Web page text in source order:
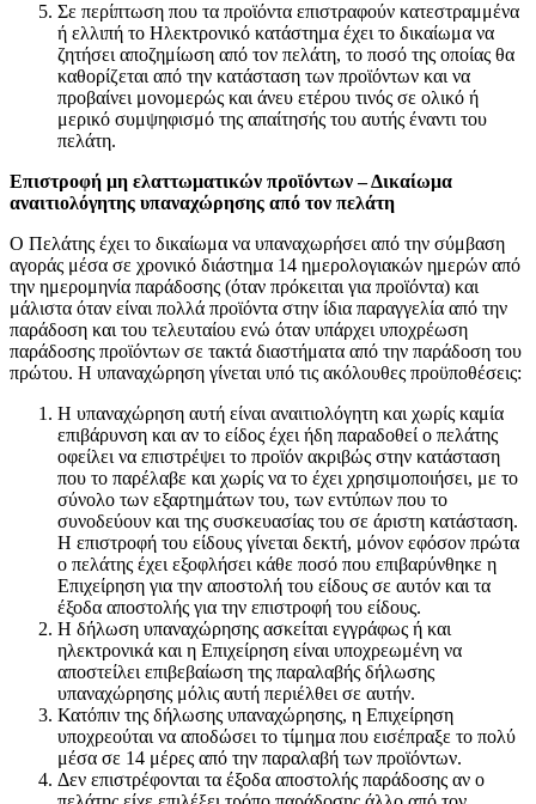
Σε περίπτωση που τα προϊόντα επιστραφούν κατεστραμμένα
ή ελλιπή το Ηλεκτρονικό κατάστημα έχει το δικαίωμα να
ζητήσει αποζημίωση από τον πελάτη, το ποσό της οποίας θα
καθορίζεται από την κατάσταση των προϊόντων και να
προβαίνει μονομερώς και άνευ ετέρου τινός σε ολικό ή
μερικό συμψηφισμό της απαίτησής του αυτής έναντι του
πελάτη.
Επιστροφή μη ελαττωματικών προϊόντων – Δικαίωμα
αναιτιολόγητης υπαναχώρησης από τον πελάτη
Ο Πελάτης έχει το δικαίωμα να υπαναχωρήσει από την σύμβαση
αγοράς μέσα σε χρονικό διάστημα 14 ημερολογιακών ημερών από
την ημερομηνία παράδοσης (όταν πρόκειται για προϊόντα) και
μάλιστα όταν είναι πολλά προϊόντα στην ίδια παραγγελία από την
παράδοση και του τελευταίου ενώ όταν υπάρχει υποχρέωση
παράδοσης προϊόντων σε τακτά διαστήματα από την παράδοση του
πρώτου. Η υπαναχώρηση γίνεται υπό τις ακόλουθες προϋποθέσεις:
Η υπαναχώρηση αυτή είναι αναιτιολόγητη και χωρίς καμία
επιβάρυνση και αν το είδος έχει ήδη παραδοθεί ο πελάτης
οφείλει να επιστρέψει το προϊόν ακριβώς στην κατάσταση
που το παρέλαβε και χωρίς να το έχει χρησιμοποιήσει, με το
σύνολο των εξαρτημάτων του, των εντύπων που το
συνοδεύουν και της συσκευασίας του σε άριστη κατάσταση.
Η επιστροφή του είδους γίνεται δεκτή, μόνον εφόσον πρώτα
ο πελάτης έχει εξοφλήσει κάθε ποσό που επιβαρύνθηκε η
Επιχείρηση για την αποστολή του είδους σε αυτόν και τα
έξοδα αποστολής για την επιστροφή του είδους.
Η δήλωση υπαναχώρησης ασκείται εγγράφως ή και
ηλεκτρονικά και η Επιχείρηση είναι υποχρεωμένη να
αποστείλει επιβεβαίωση της παραλαβής δήλωσης
υπαναχώρησης μόλις αυτή περιέλθει σε αυτήν.
Κατόπιν της δήλωσης υπαναχώρησης, η Επιχείρηση
υποχρεούται να αποδώσει το τίμημα που εισέπραξε το πολύ
μέσα σε 14 μέρες από την παραλαβή των προϊόντων.
Δεν επιστρέφονται τα έξοδα αποστολής παράδοσης αν ο